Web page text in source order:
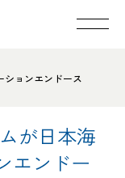
ションエンドース
が日本海
エンドー